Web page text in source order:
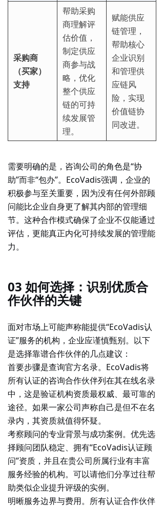
采购商
（买家）
支持
帮助采购
商理解评
估价值，
制定供应
商参与战
略，优化
整个供应
链的可持
续发展管
理。
赋能供应
链管理，
帮助核心
企业识别
和管理供
应链风
险，实现
价值链协
同改进。
需要明确的是，咨询公司的角色是“协
助”而非“包办”。EcoVadis强调，企业的
积极参与至关重要，因为没有任何外部顾
问能比企业自身更了解其内部的管理细
节。这种合作模式确保了企业不仅能通过
评估，更能真正内化可持续发展的管理能
力。
03 如何选择：识别优质合
作伙伴的关键
面对市场上可能声称能提供“EcoVadis认
证”服务的机构，企业应谨慎甄别。以下
是选择靠谱合作伙伴的几点建议：
首要步骤是查询官方名录。EcoVadis将
所有认证的咨询合作伙伴列在其在线名录
中，这是验证机构资质最权威、最可靠的
途径。如果一家公司声称自己是但不在名
录内，其资质就值得怀疑。
考察顾问的专业背景与成功案例。优先选
择顾问团队稳定、拥有“EcoVadis认证顾
问”资质，并且在贵公司所属行业有丰富
服务经验的机构。可以请他们分享过往帮
助类似企业提升评级的实例。
明晰服务边界与费用。所有认证合作伙伴